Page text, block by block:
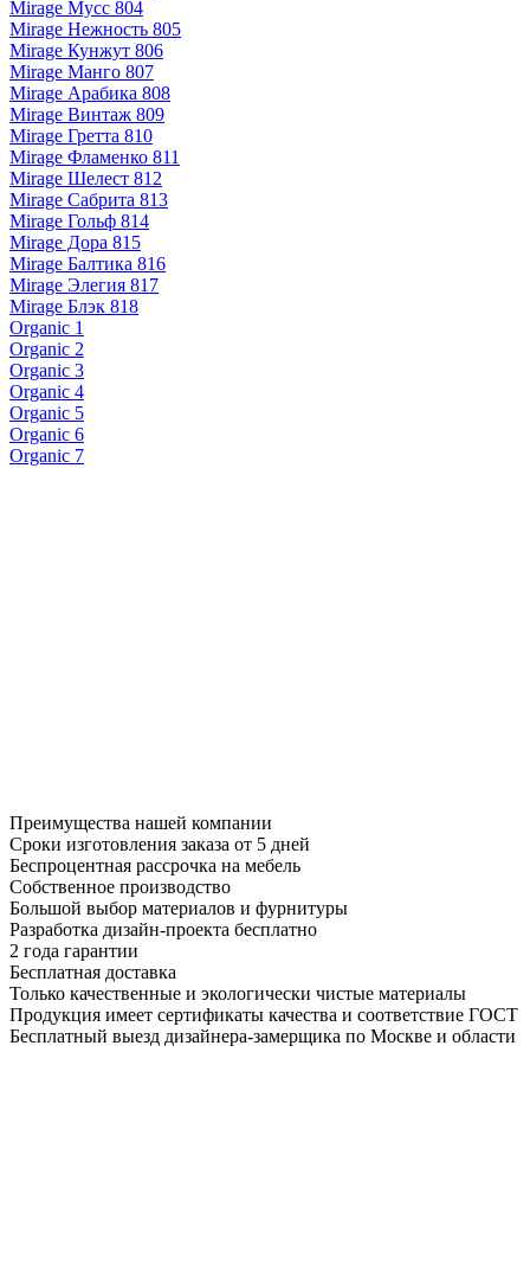
Mirage Мусс 804
Mirage Нежность 805
Mirage Кунжут 806
Mirage Манго 807
Mirage Арабика 808
Mirage Винтаж 809
Mirage Гретта 810
Mirage Фламенко 811
Mirage Шелест 812
Mirage Сабрита 813
Mirage Гольф 814
Mirage Дора 815
Mirage Балтика 816
Mirage Элегия 817
Mirage Блэк 818
Organic 1
Organic 2
Organic 3
Organic 4
Organic 5
Organic 6
Organic 7
Преимущества нашей компании
Сроки изготовления заказа от 5 дней
Беспроцентная рассрочка на мебель
Собственное производство
Большой выбор материалов и фурнитуры
Разработка дизайн-проекта бесплатно
2 года гарантии
Бесплатная доставка
Только качественные и экологически чистые материалы
Продукция имеет сертификаты качества и соответствие ГОСТ
Бесплатный выезд дизайнера-замерщика по Москве и области